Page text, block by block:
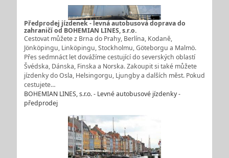
Předprodej jízdenek - levná autobusová doprava do
zahraničí od BOHEMIAN LINES, s.r.o.
Cestovat můžete z Brna do Prahy, Berlína, Kodaně,
Jönköpingu, Linköpingu, Stockholmu, Göteborgu a Malmö.
Přes sedmnáct let dovážíme cestující do severských oblastí
Švédska, Dánska, Finska a Norska. Zakoupit si také můžete
jízdenky do Osla, Helsingorgu, Ljungby a dalších měst. Pokud
cestujete…
BOHEMIAN LINES, s.r.o. - Levné autobusové jízdenky -
předprodej